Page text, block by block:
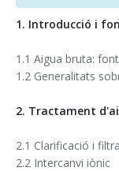
1. Introducció i
1.1 Aigua bruta:
1.2 Generalitats
2. Tractament
2.1 Clarificació i
2.2 Intercanvi iònic